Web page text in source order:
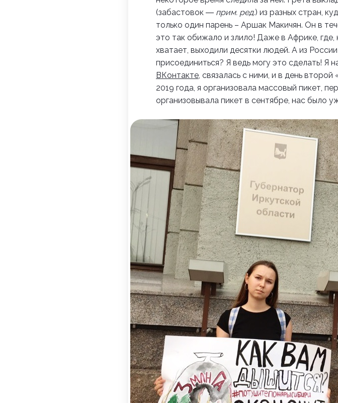
(забастовок ― прим. ред.) из разных стран,
только один парень – Аршак Макичян. Он в
это так обижало и злило! Даже в Африке,
хватает, выходили десятки людей. А из
присоединиться? Я ведь могу это сделать! Я
ВКонтакте , связалась с ними, и в день
2019 года, я организовала массовый пикет,
организовывала пикет в сентябре, нас было